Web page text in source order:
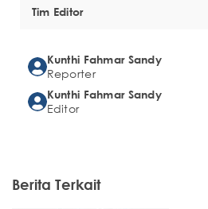
Tim Editor
Kunthi Fahmar Sandy
Reporter
Kunthi Fahmar Sandy
Editor
Berita Terkait